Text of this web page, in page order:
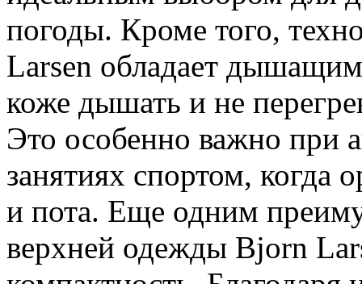
погоды. Кроме того,
Larsen обладает
коже дышать и не
Это особенно важно при
занятиях спортом, когда
и пота. Еще одним
верхней одежды Bjorn